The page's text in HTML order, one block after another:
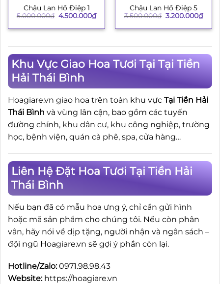
Chậu Lan Hồ Điệp 1
5.000.000₫ Giá
là:
4.500.000₫Giá
hiện
tại
Chậu Lan Hồ Điệp 5
3.500.000₫ Giá
là:
3.200.000₫Giá
hiện
tại
Khu Vực Giao Hoa Tươi Tại Tại Tiền
Hải Thái Bình
Hoagiare.vn giao hoa trên toàn khu vực Tại Tiền Hải
Thái Bình và vùng lân cận, bao gồm các tuyến
đường chính, khu dân cư, khu công nghiệp, trường
học, bệnh viện, quán cà phê, spa, cửa hàng…
Liên Hệ Đặt Hoa Tươi Tại Tiền Hải
Thái Bình
Nếu bạn đã có mẫu hoa ưng ý, chỉ cần gửi hình
hoặc mã sản phẩm cho chúng tôi. Nếu còn phân
vân, hãy nói về dịp tặng, người nhận và ngân sách –
đội ngũ Hoagiare.vn sẽ gợi ý phần còn lại.
Hotline/Zalo:0971.98.98.43
Website: https://hoagiare.vn